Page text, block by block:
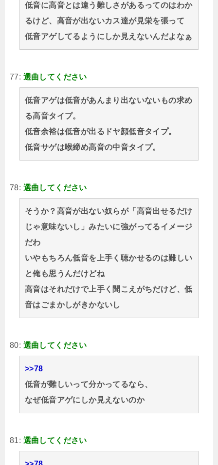
低音に高音とは違う難しさがあるってのはわか
るけど、高音が出ないカス達が見栄を張って
低音アゲしてるようにしか見えないんだよなぁ
77: 選曲してください
低音アゲは低音があんまり出ないないもの求め
る高音タイプ。
低音余裕は低音が出るドヤ顔低音タイプ。
低音サゲは喉締め高音の中音タイプ。
78: 選曲してください
そうか？高音が出ない奴らが「高音出せるだけ
じゃ意味ないし」みたいに強がってるイメージ
だわ
いやもちろん低音を上手く聴かせるのは難しい
と俺も思うんだけどね
高音はそれだけで上手く聞こえがちだけど、低
音はごまかしがきかないし
80: 選曲してください
>>78
低音が難しいって分かってるなら、
なぜ低音アゲにしか見えないのか
81: 選曲してください